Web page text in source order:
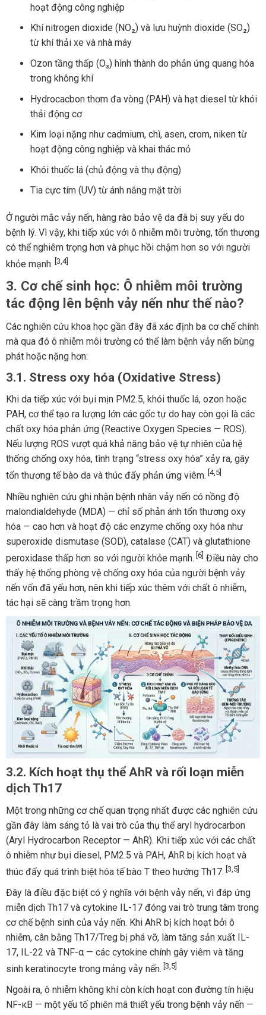
hoạt động công nghiệp
Khí nitrogen dioxide (NO₂) và lưu huỳnh dioxide (SO₂)
từ khí thải xe và nhà máy
Ozon tầng thấp (O₃) hình thành do phản ứng quang hóa
trong không khí
Hydrocacbon thơm đa vòng (PAH) và hạt diesel từ khói
thải động cơ
Kim loại nặng như cadmium, chì, asen, crom, niken từ
hoạt động công nghiệp và khai thác mỏ
Khói thuốc lá (chủ động và thụ động)
Tia cực tím (UV) từ ánh nắng mặt trời
Ở người mắc vảy nến, hàng rào bảo vệ da đã bị suy yếu do
bệnh lý. Vì vậy, khi tiếp xúc với ô nhiễm môi trường, tổn thương
có thể nghiêm trọng hơn và phục hồi chậm hơn so với người
khỏe mạnh. [3,4]
3. Cơ chế sinh học: Ô nhiễm môi trường
tác động lên bệnh vảy nến như thế nào?
Các nghiên cứu khoa học gần đây đã xác định ba cơ chế chính
mà qua đó ô nhiễm môi trường có thể làm bệnh vảy nến bùng
phát hoặc nặng hơn:
3.1. Stress oxy hóa (Oxidative Stress)
Khi da tiếp xúc với bụi mịn PM2.5, khói thuốc lá, ozon hoặc
PAH, cơ thể tạo ra lượng lớn các gốc tự do hay còn gọi là các
chất oxy hóa phản ứng (Reactive Oxygen Species — ROS).
Nếu lượng ROS vượt quá khả năng bảo vệ tự nhiên của hệ
thống chống oxy hóa, tình trạng “stress oxy hóa” xảy ra, gây
tổn thương tế bào da và thúc đẩy phản ứng viêm. [4,5]
Nhiều nghiên cứu ghi nhận bệnh nhân vảy nến có nồng độ
malondialdehyde (MDA) — chỉ số phản ánh tổn thương oxy
hóa — cao hơn và hoạt độ các enzyme chống oxy hóa như
superoxide dismutase (SOD), catalase (CAT) và glutathione
peroxidase thấp hơn so với người khỏe mạnh. [6] Điều này cho
thấy hệ thống phòng vệ chống oxy hóa của người bệnh vảy
nến vốn đã yếu hơn, nên khi tiếp xúc thêm với chất ô nhiễm,
tác hại sẽ càng trầm trọng hơn.
3.2. Kích hoạt thụ thể AhR và rối loạn miễn
dịch Th17
Một trong những cơ chế quan trọng nhất được các nghiên cứu
gần đây làm sáng tỏ là vai trò của thụ thể aryl hydrocarbon
(Aryl Hydrocarbon Receptor — AhR). Khi tiếp xúc với các chất
ô nhiễm như bụi diesel, PM2.5 và PAH, AhR bị kích hoạt và
thúc đẩy quá trình biệt hóa tế bào T theo hướng Th17. [3,5]
Đây là điều đặc biệt có ý nghĩa với bệnh vảy nến, vì đáp ứng
miễn dịch Th17 và cytokine IL-17 đóng vai trò trung tâm trong
cơ chế bệnh sinh của vảy nến. Khi AhR bị kích hoạt bởi ô
nhiễm, cân bằng Th17/Treg bị phá vỡ, làm tăng sản xuất IL-
17, IL-22 và TNF-α — các cytokine chính gây viêm và tăng
sinh keratinocyte trong mảng vảy nến. [3,5]
Ngoài ra, ô nhiễm không khí còn kích hoạt con đường tín hiệu
NF-κB — một yếu tố phiên mã thiết yếu trong bệnh vảy nến —